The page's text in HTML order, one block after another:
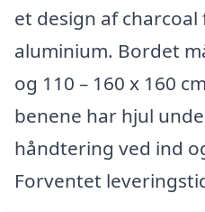
et design af
aluminium. Bordet
og 110 – 160 x 160
benene har hjul
håndtering ved ind
Forventet